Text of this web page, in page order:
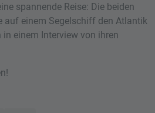
spannende Reise: Die beiden
auf einem Segelschiff den Atlantik
einem Interview von ihren